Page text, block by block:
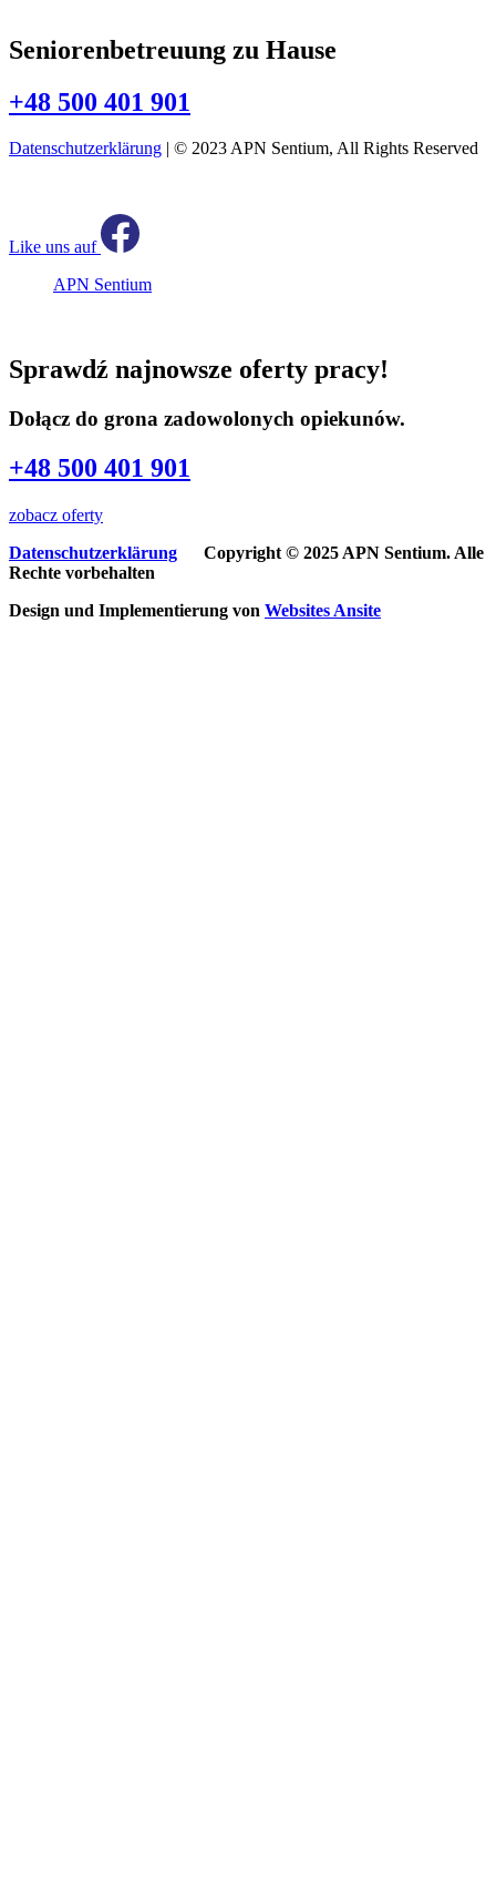
Seniorenbetreuung zu Hause
+48 500 401 901
Datenschutzerklärung | © 2023 APN Sentium, All Rights Reserved
Like uns auf
APN Sentium
Sprawdź najnowsze oferty pracy!
Dołącz do grona zadowolonych opiekunów.
+48 500 401 901
zobacz oferty
Datenschutzerklärung
Copyright © 2025 APN Sentium. Alle
Rechte vorbehalten
Design und Implementierung von Websites Ansite